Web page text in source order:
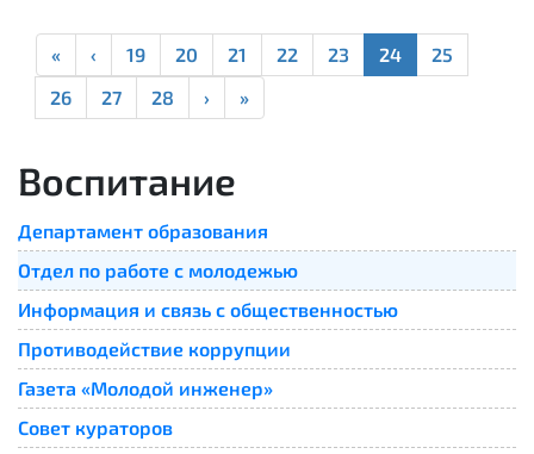
« ‹ 19 20 21 22 23 24
25
26
27 28 › »
Воспитание
Департамент образования
Отдел по работе с молодежью
Информация и связь с общественностью
Противодействие коррупции
Газета «Молодой инженер»
Совет кураторов